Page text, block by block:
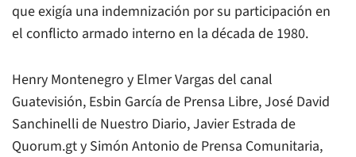
que exigía una indemnización por su participación en
el conflicto armado interno en la década de 1980.
Henry Montenegro y Elmer Vargas del canal
Guatevisión, Esbin García de Prensa Libre, José David
Sanchinelli de Nuestro Diario, Javier Estrada de
Quorum.gt y Simón Antonio de Prensa Comunitaria,